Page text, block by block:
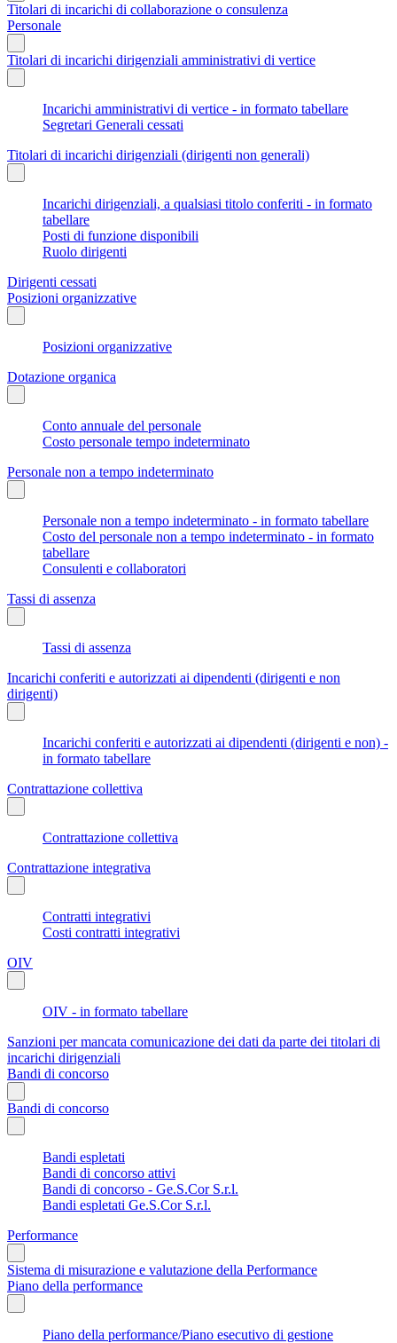
Titolari di incarichi di collaborazione o consulenza
Personale
Titolari di incarichi dirigenziali amministrativi di vertice
Incarichi amministrativi di vertice - in formato tabellare
Segretari Generali cessati
Titolari di incarichi dirigenziali (dirigenti non generali)
Incarichi dirigenziali, a qualsiasi titolo conferiti - in formato
tabellare
Posti di funzione disponibili
Ruolo dirigenti
Dirigenti cessati
Posizioni organizzative
Posizioni organizzative
Dotazione organica
Conto annuale del personale
Costo personale tempo indeterminato
Personale non a tempo indeterminato
Personale non a tempo indeterminato - in formato tabellare
Costo del personale non a tempo indeterminato - in formato
tabellare
Consulenti e collaboratori
Tassi di assenza
Tassi di assenza
Incarichi conferiti e autorizzati ai dipendenti (dirigenti e non
dirigenti)
Incarichi conferiti e autorizzati ai dipendenti (dirigenti e non) -
in formato tabellare
Contrattazione collettiva
Contrattazione collettiva
Contrattazione integrativa
Contratti integrativi
Costi contratti integrativi
OIV
OIV - in formato tabellare
Sanzioni per mancata comunicazione dei dati da parte dei titolari di
incarichi dirigenziali
Bandi di concorso
Bandi di concorso
Bandi espletati
Bandi di concorso attivi
Bandi di concorso - Ge.S.Cor S.r.l.
Bandi espletati Ge.S.Cor S.r.l.
Performance
Sistema di misurazione e valutazione della Performance
Piano della performance
Piano della performance/Piano esecutivo di gestione